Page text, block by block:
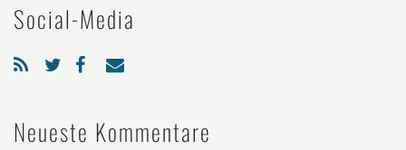
Social-Media
Neueste Kommentare